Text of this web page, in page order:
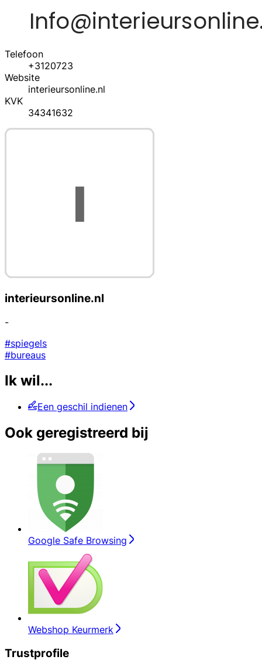
Telefoon
+3120723
Website
interieursonline.nl
KVK
34341632
interieursonline.nl
-
#spiegels
#bureaus
Ik wil...
Een geschil indienen
Ook geregistreerd bij
Google Safe Browsing
Webshop Keurmerk
Trustprofile